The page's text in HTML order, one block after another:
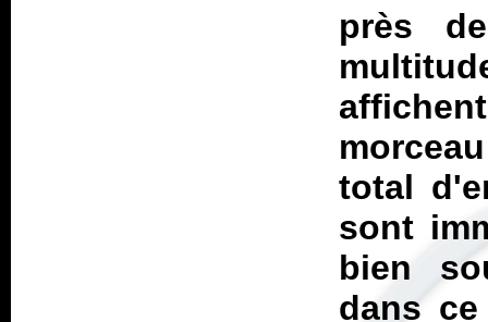
près
total
sont
bien
dans